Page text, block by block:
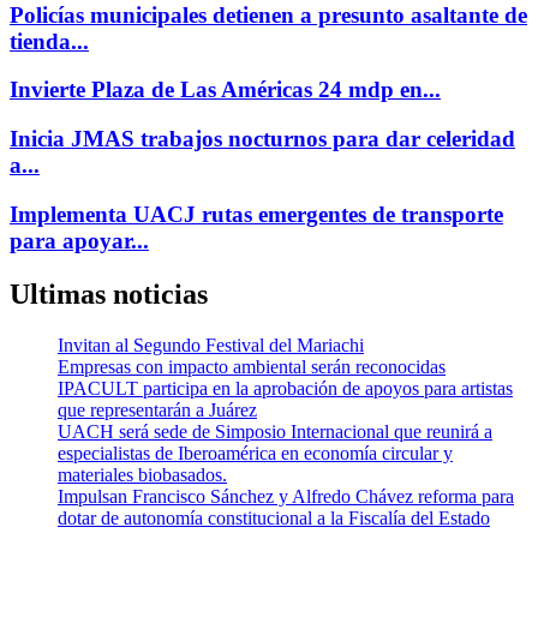
Policías municipales detienen a presunto asaltante de
tienda...
Invierte Plaza de Las Américas 24 mdp en...
Inicia JMAS trabajos nocturnos para dar celeridad
a...
Implementa UACJ rutas emergentes de transporte
para apoyar...
Ultimas noticias
Invitan al Segundo Festival del Mariachi
Empresas con impacto ambiental serán reconocidas
IPACULT participa en la aprobación de apoyos para artistas
que representarán a Juárez
UACH será sede de Simposio Internacional que reunirá a
especialistas de Iberoamérica en economía circular y
materiales biobasados.
Impulsan Francisco Sánchez y Alfredo Chávez reforma para
dotar de autonomía constitucional a la Fiscalía del Estado